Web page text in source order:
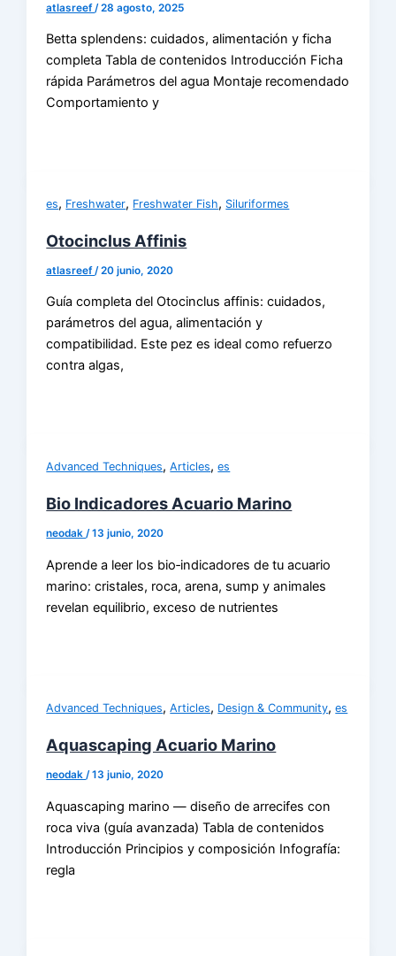
atlasreef /28 agosto, 2025
Betta splendens: cuidados, alimentación y ficha
completa Tabla de contenidos Introducción Ficha
rápida Parámetros del agua Montaje recomendado
Comportamiento y
es, Freshwater, Freshwater Fish, Siluriformes
Otocinclus Affinis
atlasreef/20 junio, 2020
Guía completa del Otocinclus affinis: cuidados,
parámetros del agua, alimentación y
compatibilidad. Este pez es ideal como refuerzo
contra algas,
Advanced Techniques,Articles,es
Bio Indicadores Acuario Marino
neodak/13 junio, 2020
Aprende a leer los bio‑indicadores de tu acuario
marino: cristales, roca, arena, sump y animales
revelan equilibrio, exceso de nutrientes
Advanced Techniques,Articles, Design & Community,es
Aquascaping Acuario Marino
neodak/13 junio, 2020
Aquascaping marino — diseño de arrecifes con
roca viva (guía avanzada) Tabla de contenidos
Introducción Principios y composición Infografía:
regla